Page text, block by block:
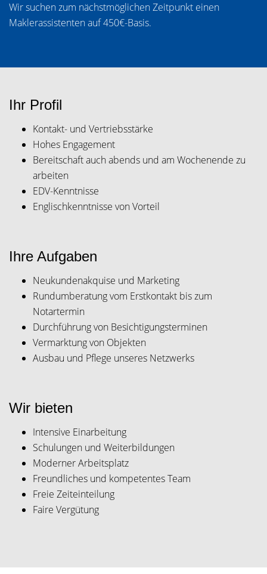
Wir suchen zum nächstmöglichen Zeitpunkt einen
Maklerassistenten auf 450€-Basis.
Ihr Profil
Kontakt- und Vertriebsstärke
Hohes Engagement
Bereitschaft auch abends und am Wochenende zu
arbeiten
EDV-Kenntnisse
Englischkenntnisse von Vorteil
Ihre Aufgaben
Neukundenakquise und Marketing
Rundumberatung vom Erstkontakt bis zum
Notartermin
Durchführung von Besichtigungsterminen
Vermarktung von Objekten
Ausbau und Pflege unseres Netzwerks
Wir bieten
Intensive Einarbeitung
Schulungen und Weiterbildungen
Moderner Arbeitsplatz
Freundliches und kompetentes Team
Freie Zeiteinteilung
Faire Vergütung